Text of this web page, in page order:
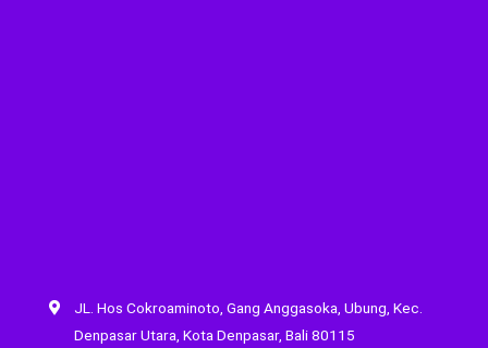
JL. Hos Cokroaminoto, Gang Anggasoka, Ubung, Kec.
Denpasar Utara, Kota Denpasar, Bali 80115